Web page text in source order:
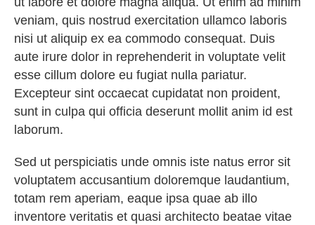
veniam, quis nostrud exercitation ullamco laboris
nisi ut aliquip ex ea commodo consequat. Duis
aute irure dolor in reprehenderit in voluptate velit
esse cillum dolore eu fugiat nulla pariatur.
Excepteur sint occaecat cupidatat non proident,
sunt in culpa qui officia deserunt mollit anim id est
laborum.
Sed ut perspiciatis unde omnis iste natus error sit
voluptatem accusantium doloremque laudantium,
totam rem aperiam, eaque ipsa quae ab illo
inventore veritatis et quasi architecto beatae vitae